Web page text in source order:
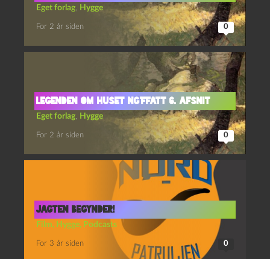
Eget forlag, Hygge
For 2 år siden 0
Legenden om Huset Ng’Ffatt 6. afsnit
Eget forlag, Hygge
For 2 år siden 0
Jagten Begynder!
Film, Hygge, Podcasts
For 3 år siden 0